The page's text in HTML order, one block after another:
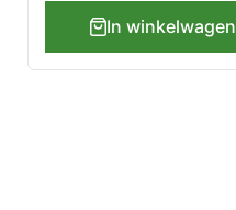
In winkelwagen